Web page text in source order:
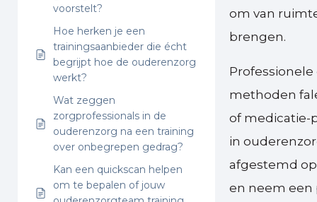
voorstelt?
Hoe herken je een
trainingsaanbieder die écht
begrijpt hoe de ouderenzorg
werkt?
Wat zeggen
zorgprofessionals in de
ouderenzorg na een training
over onbegrepen gedrag?
Kan een quickscan helpen
om te bepalen of jouw
om van
brengen.
methoden
of medicatie-
in
afgestemd
en neem een